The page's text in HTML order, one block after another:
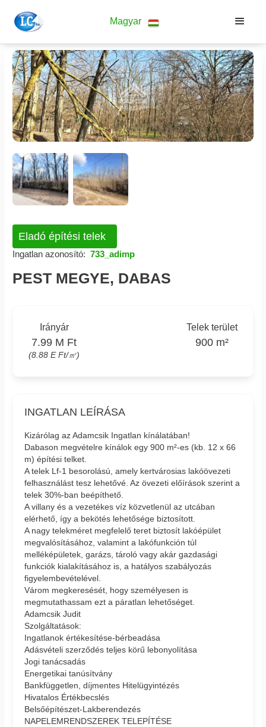
Magyar
Eladó építési telek
Ingatlan azonosító: 733_adimp
PEST MEGYE, DABAS
Irányár
7.99 M Ft
(8.88 E Ft/㎡)
Telek terület
900 m²
INGATLAN LEÍRÁSA
Kizárólag az Adamcsik Ingatlan kínálatában!
Dabason megvételre kínálok egy 900 m²-es (kb. 12 x 66
m) építési telket.
A telek Lf-1 besorolású, amely kertvárosias lakóövezeti
felhasználást tesz lehetővé. Az övezeti előírások szerint a
telek 30%-ban beépíthető.
A villany és a vezetékes víz közvetlenül az utcában
elérhető, így a bekötés lehetősége biztosított.
A nagy telekméret megfelelő teret biztosít lakóépület
megvalósításához, valamint a lakófunkción túl
melléképületek, garázs, tároló vagy akár gazdasági
funkciók kialakításához is, a hatályos szabályozás
figyelembevételével.
Várom megkeresését, hogy személyesen is
megmutathassam ezt a páratlan lehetőséget.
Adamcsik Judit
Szolgáltatások:
Ingatlanok értékesítése-bérbeadása
Adásvételi szerződés teljes körű lebonyolítása
Jogi tanácsadás
Energetikai tanúsítvány
Bankfüggetlen, díjmentes Hitelügyintézés
Hivatalos Értékbecslés
Belsőépítészet-Lakberendezés
NAPELEMRENDSZEREK TELEPÍTÉSE